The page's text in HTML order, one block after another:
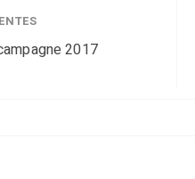
2017